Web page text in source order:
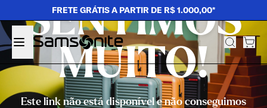
FRETE GRÁTIS A PARTIR DE R$ 1.000,00*
SENTIMOS
MUITO!
Este link não está disponível e não conseguimos